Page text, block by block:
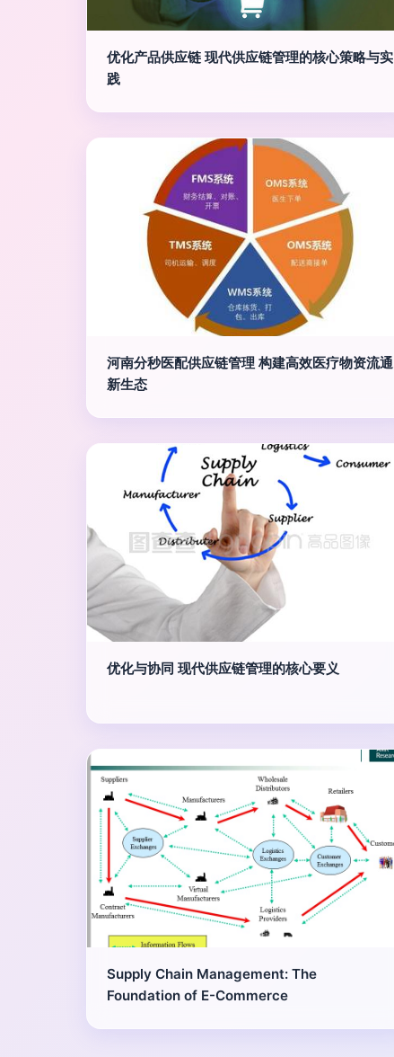
优化产品供应链 现代供应链管理的核心策略与实
践
河南分秒医配供应链管理 构建高效医疗物资流通
新生态
优化与协同 现代供应链管理的核心要义
Supply Chain Management: The
Foundation of E-Commerce